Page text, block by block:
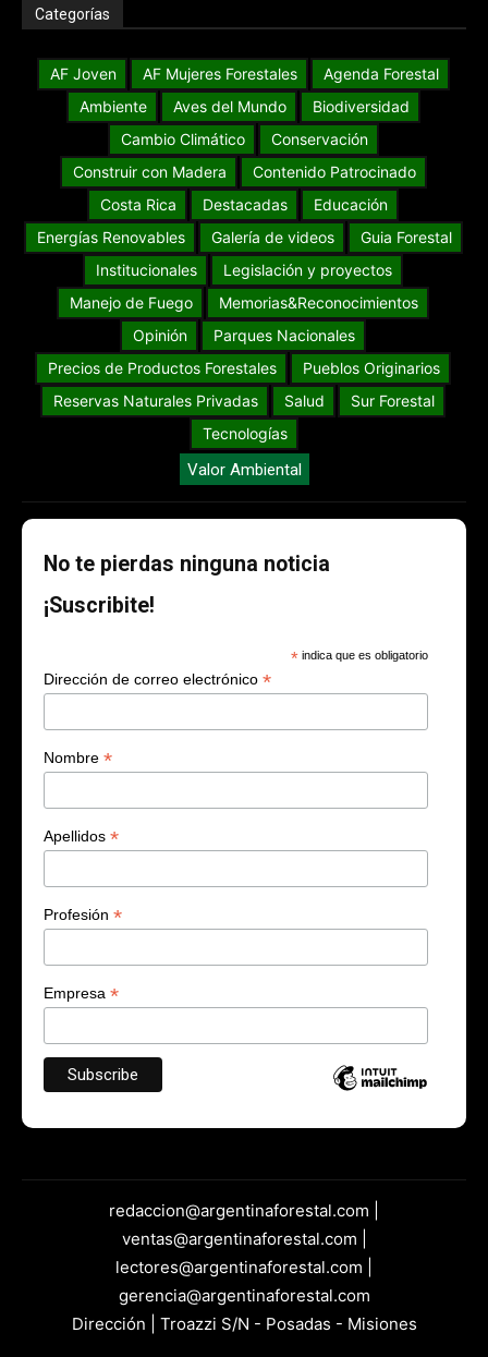
Categorías
AF Joven AF Mujeres Forestales
Agenda Forestal
Ambiente
Aves del Mundo
Biodiversidad
Cambio Climático
Conservación
Construir con Madera
Contenido Patrocinado
Costa Rica
Destacadas
Educación
Energías Renovables
Galería de videos
Guia Forestal
Institucionales
Legislación y proyectos
Manejo de Fuego
Memorias&Reconocimientos
Opinión
Parques Nacionales
Precios de Productos Forestales
Pueblos Originarios
Reservas Naturales Privadas
Salud
Sur Forestal
Tecnologías
Valor Ambiental
No te pierdas ninguna noticia
¡Suscribite!
* indica que es obligatorio
Dirección de correo electrónico *
Nombre *
Apellidos *
Profesión *
Empresa *
redaccion@argentinaforestal.com |
ventas@argentinaforestal.com |
lectores@argentinaforestal.com |
gerencia@argentinaforestal.com
Dirección | Troazzi S/N - Posadas - Misiones